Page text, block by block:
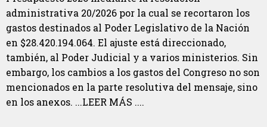
administrativa 20/2026 por la cual se recortaron los
gastos destinados al Poder Legislativo de la Nación
en $28.420.194.064. El ajuste está direccionado,
también, al Poder Judicial y a varios ministerios. Sin
embargo, los cambios a los gastos del Congreso no son
mencionados en la parte resolutiva del mensaje, sino
en los anexos. ...LEER MÁS ....